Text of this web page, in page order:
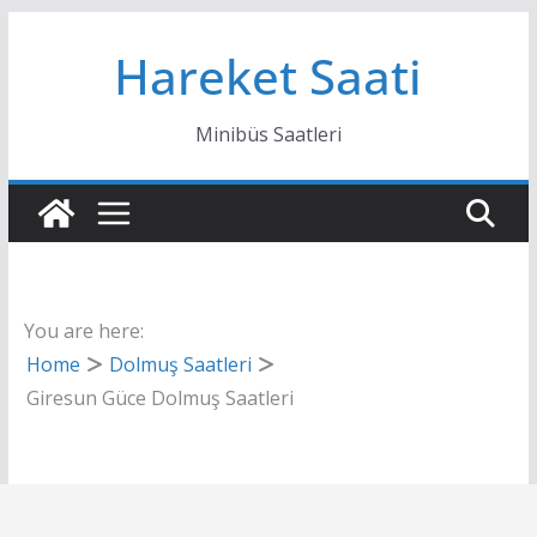
Hareket Saati
Minibüs Saatleri
You are here:
Home
Dolmuş Saatleri
Giresun Güce Dolmuş Saatleri